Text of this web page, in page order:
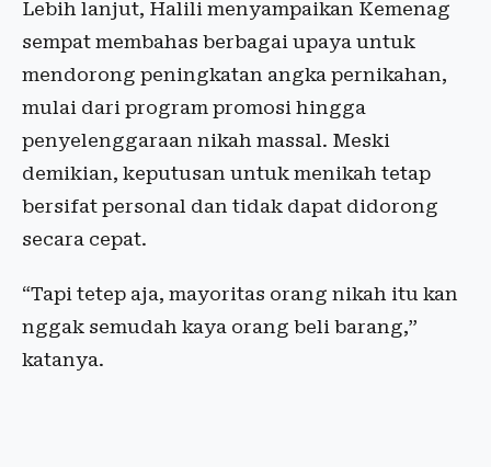
Lebih lanjut, Halili menyampaikan Kemenag
sempat membahas berbagai upaya untuk
mendorong peningkatan angka pernikahan,
mulai dari program promosi hingga
penyelenggaraan nikah massal. Meski
demikian, keputusan untuk menikah tetap
bersifat personal dan tidak dapat didorong
secara cepat.
“Tapi tetep aja, mayoritas orang nikah itu kan
nggak semudah kaya orang beli barang,”
katanya.